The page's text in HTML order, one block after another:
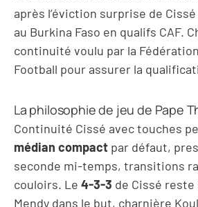
après l’éviction surprise de Cissé
au Burkina Faso en qualifs CAF.
continuité voulu par la
Football pour assurer la
La philosophie de jeu de Pape
Continuité Cissé avec touches
médian compact par défaut,
seconde mi-temps, transitions
couloirs. Le 4-3-3 de Cissé reste
Mendy dans le but, charnière